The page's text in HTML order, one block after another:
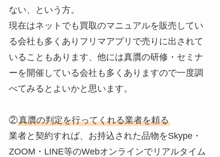
ない、という方。
現在はネットでも買取のマニュアルを販売してい
る会社も多くありフリマアプリで売りに出されて
いることもあります、他には真贋の研修・セミナ
ーを開催している会社も多くありますので一度調
べてみるとよいかと思います。
②真贋の判定を行ってくれる業者を頼る
業者と契約すれば、お持込された品物をSkype・
ZOOM・LINE等のWebオンラインでリアルタイム